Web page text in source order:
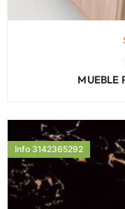
MUEBLE
Info 3142365292